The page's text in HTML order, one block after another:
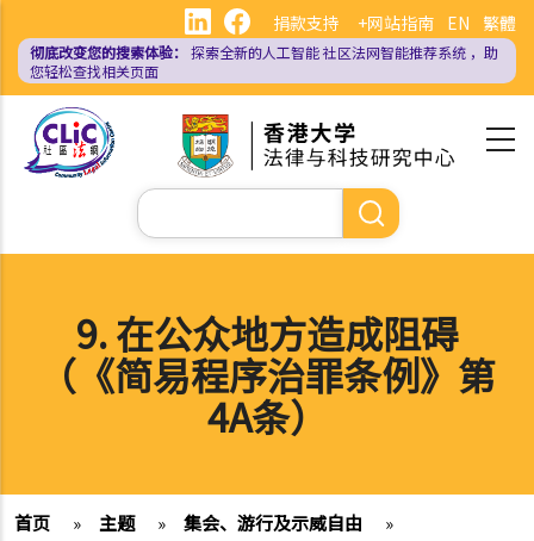
主
EN 繁體
捐款支持 +网站指南
彻底改变您的搜索体验： 探索全新的人工智能社区法网智能推荐系统 ，助
您轻松查找相关页面
搜
索
9. 在公众地方造成阻碍
（《简易程序治罪条例》第
4A条）
首页 » 主题 » 集会、游行及示威自由
»